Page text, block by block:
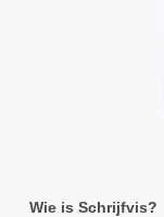
Wie is Schrijfvis?